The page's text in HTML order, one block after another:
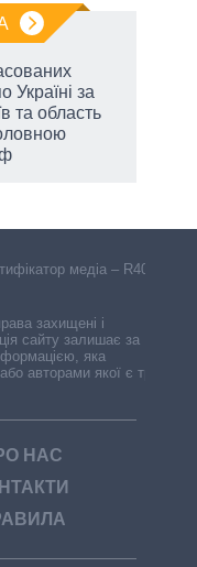
Україні за
та область
медіа – R40-
захищені і
сайту залишає за
яка
авторами якої є треті
НАС